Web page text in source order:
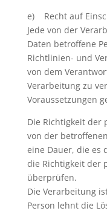
e) Recht auf
Jede von der
Daten betroffene
Richtlinien- und
von dem
Verarbeitung zu
Voraussetzungen
Die Richtigkeit der
von der
eine Dauer, die es
die Richtigkeit der
überprüfen.
Die Verarbeitung
Person lehnt die